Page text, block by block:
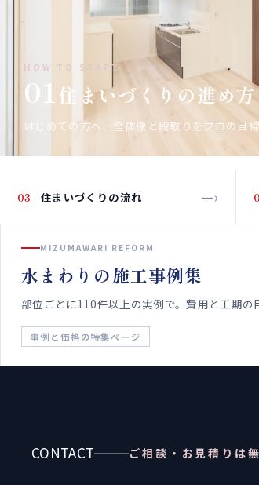
HOW TO START
01住まいづくりの進め方
はじめての方へ、全体像と段取りをプロの目線
03 住まいづくりの流れ —›
MIZUMAWARI REFORM
水まわりの施工事例集
部位ごとに110件以上の実例で。費用と工期の
事例と価格の特集ページ
CONTACT ご相談・お見積りは